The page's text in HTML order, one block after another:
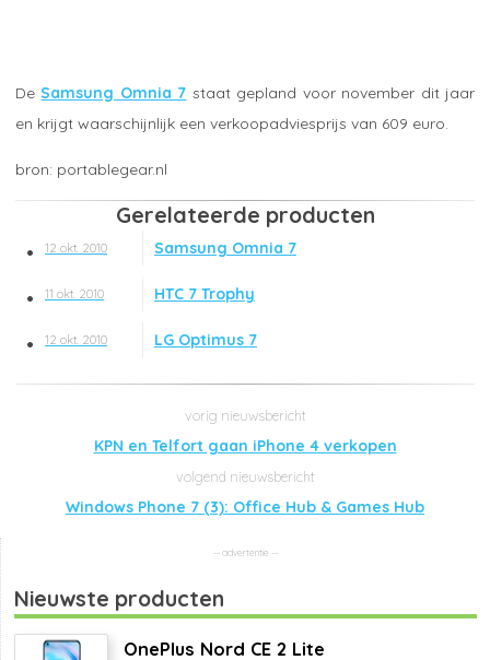
DeSamsung Omnia 7 staat gepland voor november dit jaar
en krijgt waarschijnlijk een verkoopadviesprijs van 609 euro.
portablegear.nl
Gerelateerde producten
12 okt. 2010 Samsung Omnia 7
11 okt. 2010 HTC 7 Trophy
12 okt. 2010 LG Optimus 7
KPN en Telfort gaan iPhone 4 verkopen
Windows Phone 7 (3): Office Hub & Games Hub
Nieuwste producten
OnePlus Nord CE 2 Lite